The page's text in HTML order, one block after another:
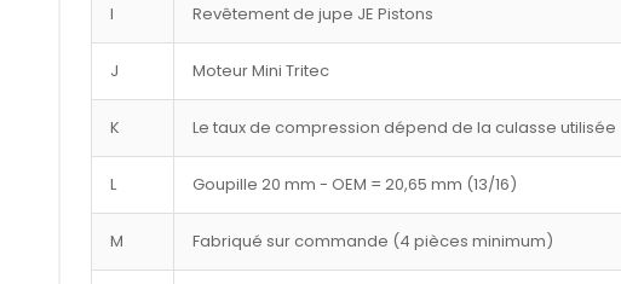
I Revêtement de jupe JE Pistons
J Moteur Mini Tritec
K Le taux de compression dépend de la culasse utilisée
L Goupille 20 mm - OEM = 20,65 mm (13/16)
M Fabriqué sur commande (4 pièces minimum)